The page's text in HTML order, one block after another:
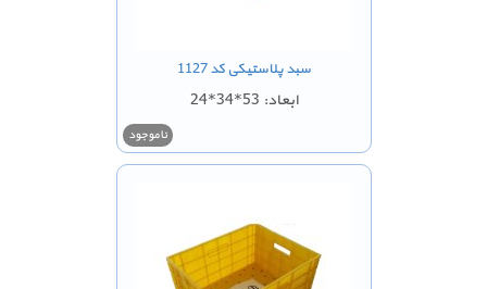
سبد پلاستیکی کد 1127
ابعاد: 53*34*24
ناموجود